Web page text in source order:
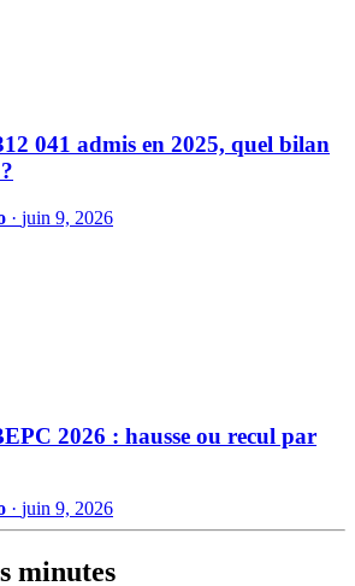
041 admis en 2025, quel bilan
· juin 9, 2026
2026 : hausse ou recul par
· juin 9, 2026
minutes